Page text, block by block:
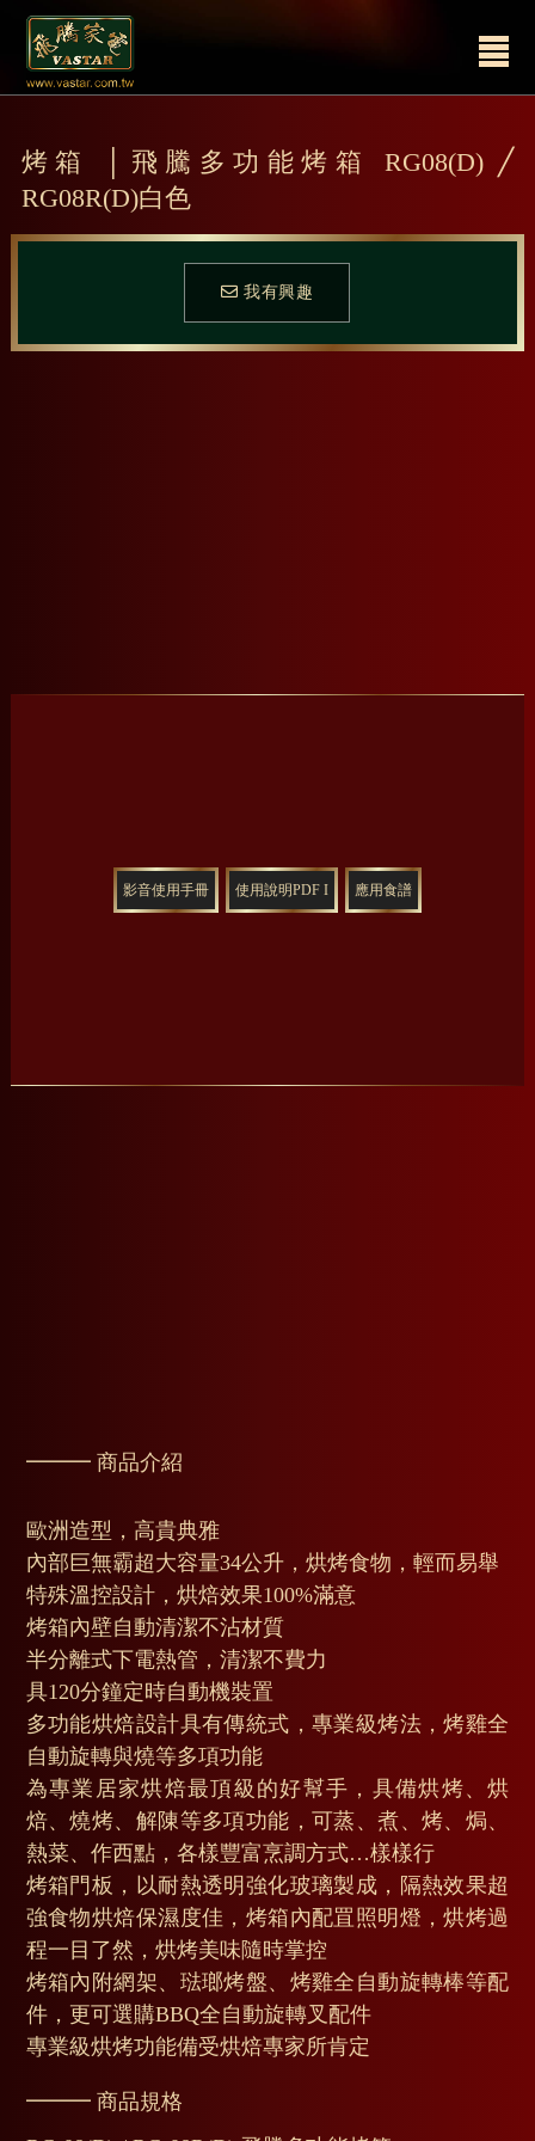
烤箱 │飛騰多功能烤箱 RG08(D) ╱
RG08R(D)白色
我有興趣
影音使用手冊 使用說明PDF I 應用食譜
━━━ 商品介紹
歐洲造型，高貴典雅
內部巨無霸超大容量34公升，烘烤食物，輕而易舉
特殊溫控設計，烘焙效果100%滿意
烤箱內壁自動清潔不沾材質
半分離式下電熱管，清潔不費力
具120分鐘定時自動機裝置
多功能烘焙設計具有傳統式，專業級烤法，烤雞全
自動旋轉與燒等多項功能
為專業居家烘焙最頂級的好幫手，具備烘烤、烘
焙、燒烤、解陳等多項功能，可蒸、煮、烤、焗、
熱菜、作西點，各樣豐富烹調方式…樣樣行
烤箱門板，以耐熱透明強化玻璃製成，隔熱效果超
強食物烘焙保濕度佳，烤箱內配罝照明燈，烘烤過
程一目了然，烘烤美味隨時掌控
烤箱內附網架、琺瑯烤盤、烤雞全自動旋轉棒等配
件，更可選購BBQ全自動旋轉叉配件
專業級烘烤功能備受烘焙專家所肯定
━━━ 商品規格